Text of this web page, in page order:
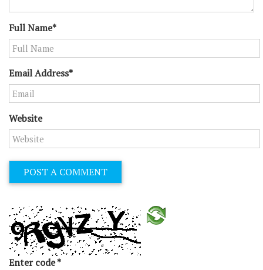
Full Name*
Email Address*
Website
Enter code*